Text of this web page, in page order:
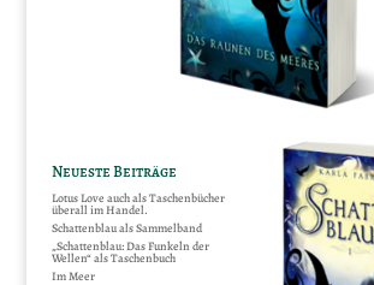
Neueste Beiträge
Lotus Love auch als Taschenbücher
überall im Handel.
Schattenblau als Sammelband
„Schattenblau: Das Funkeln der
Wellen“ als Taschenbuch
Im Meer